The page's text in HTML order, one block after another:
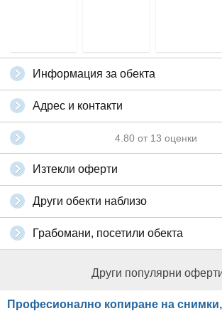
Информация за обекта
Адрес и контакти
4.80 от 13 оценки
Изтекли оферти
Други обекти наблизо
Грабомани, посетили обекта
Други популярни
Професионално копиране на